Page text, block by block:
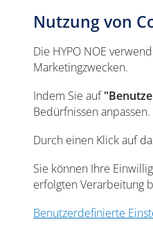
Nutzung von
Die HYPO NOE
Marketingzwecken.
Indem Sie auf
Bedürfnissen anpassen.
Durch einen Klick auf
Sie können Ihre
erfolgten Verarbeitung
Benutzerdefinierte